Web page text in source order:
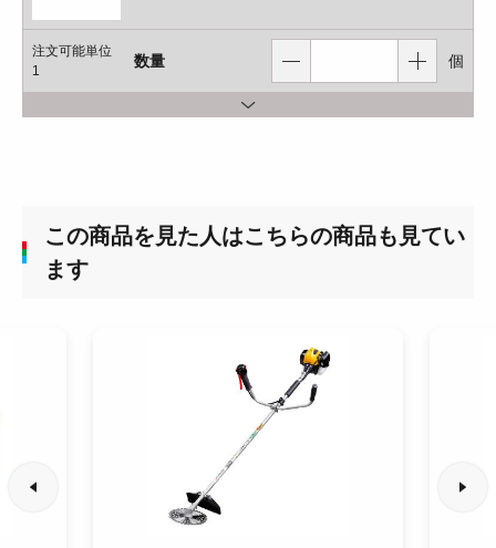
注文可能単位
1
数量 個
この商品を見た人はこちらの商品も見てい
ます